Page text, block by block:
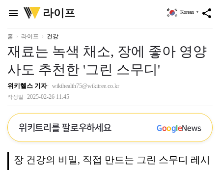
menu
위
키
리
라이프 share
Korean ▼
홈 라이프 건강
재료는 녹색 채소, 장에 좋아 영양
사도 추천한 '그린 스무디'
위키헬스 기자 wikihealth75@wikitree.co.kr
작성일 2025-02-26 11:45
위키트리를 팔로우하세요 GoogleNews
장 건강의 비밀, 직접 만드는 그린 스무디 레시